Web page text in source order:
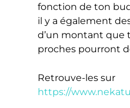
fonction de ton
il y a également
d’un montant que
proches pourront
Retrouve-les sur
https://